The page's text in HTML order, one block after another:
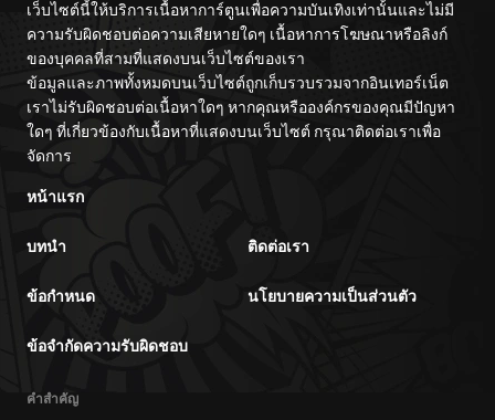
เว็บไซต์นี้ให้บริการเนื้อหาการ์ตูนเพื่อความบันเทิงเท่านั้นและไม่มี
ความรับผิดชอบต่อความเสียหายใดๆ เนื้อหาการโฆษณาหรือลิงก์
ของบุคคลที่สามที่แสดงบนเว็บไซต์ของเรา
ข้อมูลและภาพทั้งหมดบนเว็บไซต์ถูกเก็บรวบรวมจากอินเทอร์เน็ต
เราไม่รับผิดชอบต่อเนื้อหาใดๆ หากคุณหรือองค์กรของคุณมีปัญหา
ใดๆ ที่เกี่ยวข้องกับเนื้อหาที่แสดงบนเว็บไซต์ กรุณาติดต่อเราเพื่อ
จัดการ
หน้าแรก
บทนำ ติดต่อเรา
ข้อกำหนด นโยบายความเป็นส่วนตัว
ข้อจำกัดความรับผิดชอบ
คำสำคัญ